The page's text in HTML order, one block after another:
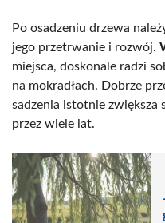
Po osadzeniu drzewa
jego przetrwanie i rozwój.
miejsca, doskonale radzi
na mokradłach. Dobrze
sadzenia istotnie zwiększa
przez wiele lat.